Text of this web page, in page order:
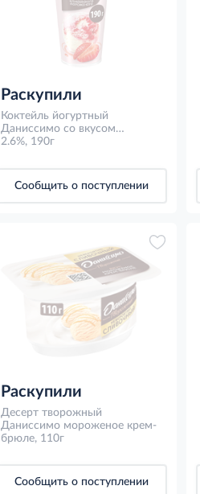
Раскупили
Коктейль йогуртный
Даниссимо со вкусом
клубничного мороженого
2.6%, 190г
Сообщить о поступлении
Раскупили
Десерт творожный
Даниссимо мороженое крем-
брюле, 110г
Сообщить о поступлении